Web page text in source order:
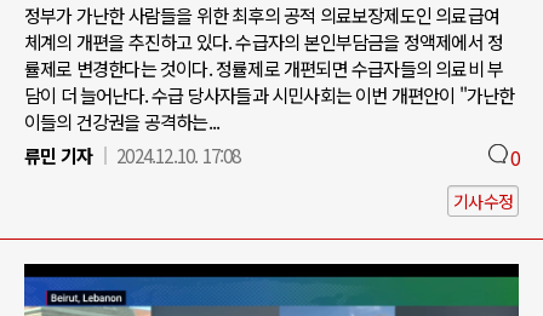
정부가 가난한 사람들을 위한 최후의 공적 의료보장제도인 의료급여
체계의 개편을 추진하고 있다. 수급자의 본인부담금을 정액제에서 정
률제로 변경한다는 것이다. 정률제로 개편되면 수급자들의 의료비 부
담이 더 늘어난다. 수급 당사자들과 시민사회는 이번 개편안이 "가난한
이들의 건강권을 공격하는...
류민 기자
2024.12.10. 17:08 0
기사수정